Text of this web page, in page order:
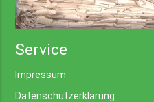
Service
Impressum
Datenschutzerklärung